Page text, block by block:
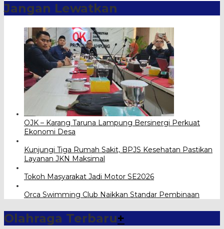
Jangan Lewatkan
OJK – Karang Taruna Lampung Bersinergi Perkuat
Ekonomi Desa
Kunjungi Tiga Rumah Sakit, BPJS Kesehatan Pastikan
Layanan JKN Maksimal
Tokoh Masyarakat Jadi Motor SE2026
Orca Swimming Club Naikkan Standar Pembinaan
Olahraga Terbaru+